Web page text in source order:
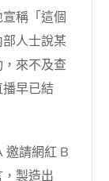
稱「這個
人士說某
來不及查
早已結
邀請網紅 B
製造出